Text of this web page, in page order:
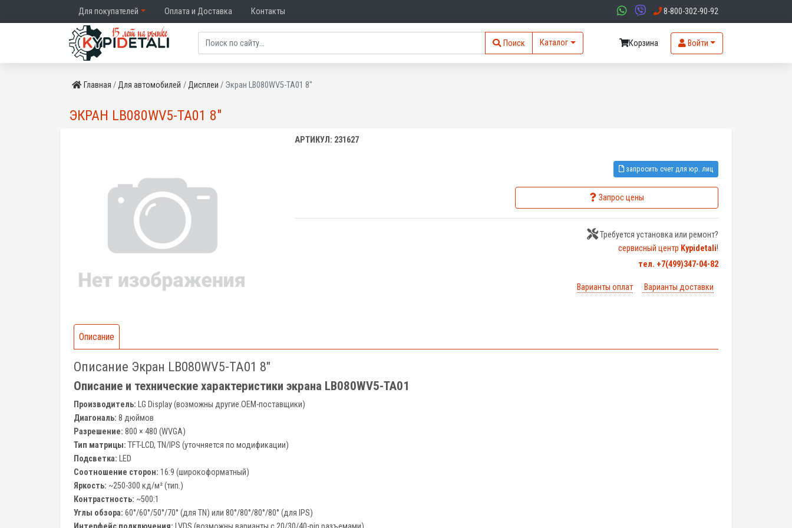
Для покупателей Оплата и Доставка Контакты 8-800-302-90-92
Поиск Каталог Корзина Войти
Главная Для автомобилей Дисплеи Экран LB080WV5-TA01 8"
ЭКРАН LB080WV5-TA01 8"
АРТИКУЛ: 231627
запросить счет для юр. лиц
Запрос цены
Требуется установка или ремонт?
сервисный центр Kypidetali!
тел. +7(499)347-04-82
Варианты оплат Варианты доставки
Описание
Описание Экран LB080WV5-TA01 8"
Описание и технические характеристики экрана LB080WV5-TA01
Производитель: LG Display (возможны другие OEM-поставщики)
Диагональ: 8 дюймов
Разрешение: 800 × 480 (WVGA)
Тип матрицы: TFT-LCD, TN/IPS (уточняется по модификации)
Подсветка: LED
Соотношение сторон: 16:9 (широкоформатный)
Яркость: ~250-300 кд/м² (тип.)
Контрастность: ~500:1
Углы обзора: 60°/60°/50°/70° (для TN) или 80°/80°/80°/80° (для IPS)